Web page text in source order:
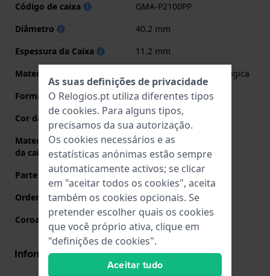
Código de caixa
GMA-P2100PP
Diâmetro
40.2 mm
Espessura da Caixa
11.2 mm
Material
Plástico de origem biológica
Forma da Caixa
Octogonal
Cor da caixa
Rosa
Material da parte de trás
da caixa
Aço inoxidável
Parte de trás da caixa
Fechado com parafusos
Ordenar vidro
Mineral
Coroa
N/A
Informações movimento
As suas definições de privacidade
O Relogios.pt utiliza diferentes tipos
de cookies. Para alguns tipos,
precisamos da sua autorização.
Os cookies necessários e as
estatísticas anónimas estão sempre
automaticamente activos; se clicar
em "aceitar todos os cookies", aceita
também os cookies opcionais. Se
pretender escolher quais os cookies
que você próprio ativa, clique em
"definições de cookies".
Aceitar tudo